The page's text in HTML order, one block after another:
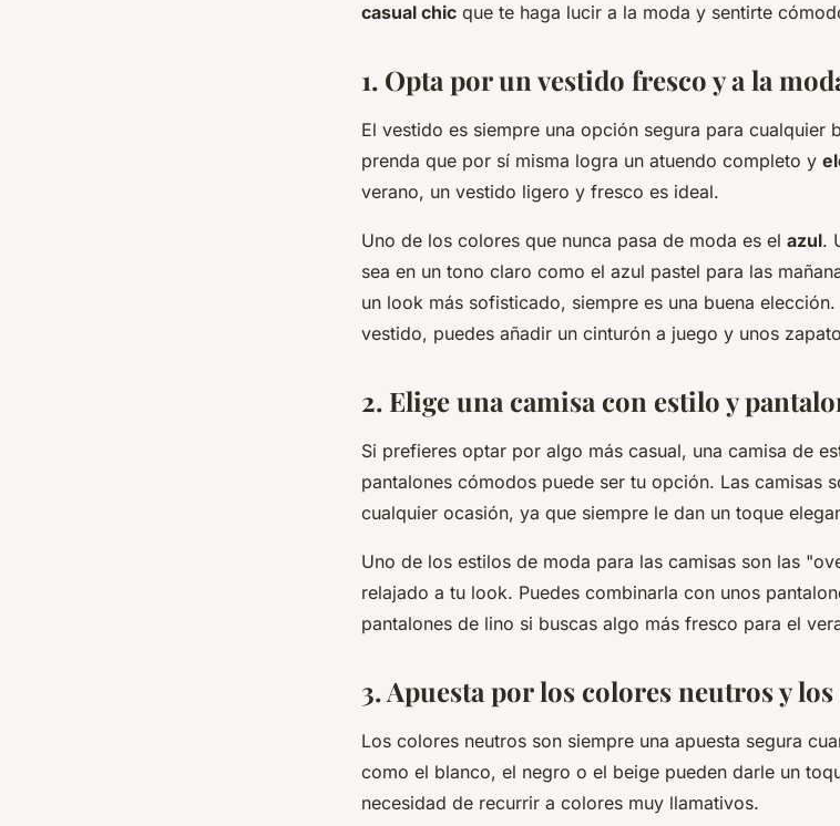
casual chic que te haga lucir a la moda y sentirte
1. Opta por un vestido fresco y a la
El vestido es siempre una opción segura para cualquier
prenda que por sí misma logra un atuendo completo y
verano, un vestido ligero y fresco es ideal.
Uno de los colores que nunca pasa de moda es el azul.
sea en un tono claro como el azul pastel para las
un look más sofisticado, siempre es una buena
vestido, puedes añadir un cinturón a juego y unos
2. Elige una camisa con estilo y
Si prefieres optar por algo más casual, una camisa de
pantalones cómodos puede ser tu opción. Las camisas
cualquier ocasión, ya que siempre le dan un toque
Uno de los estilos de moda para las camisas son las
relajado a tu look. Puedes combinarla con unos
pantalones de lino si buscas algo más fresco para el
3. Apuesta por los colores neutros y
Los colores neutros son siempre una apuesta segura
como el blanco, el negro o el beige pueden darle un
necesidad de recurrir a colores muy llamativos.